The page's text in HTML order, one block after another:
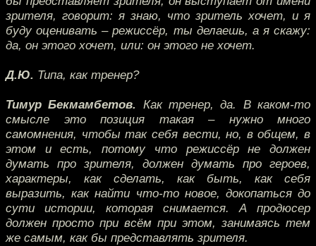
зрителя, говорит: я знаю, что зритель хочет, и я
буду оценивать – режиссёр, ты делаешь, а я скажу:
да, он этого хочет, или: он этого не хочет.
Д.Ю. Типа, как тренер?
Тимур Бекмамбетов. Как тренер, да. В каком-то
смысле это позиция такая – нужно много
самомнения, чтобы так себя вести, но, в общем, в
этом и есть, потому что режиссёр не должен
думать про зрителя, должен думать про героев,
характеры, как сделать, как быть, как себя
выразить, как найти что-то новое, докопаться до
сути истории, которая снимается. А продюсер
должен просто при всём при этом, занимаясь тем
же самым, как бы представлять зрителя.